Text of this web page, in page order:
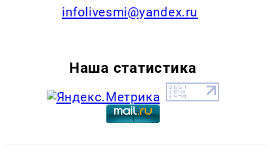
infolivesmi@yandex.ru
Наша статистика